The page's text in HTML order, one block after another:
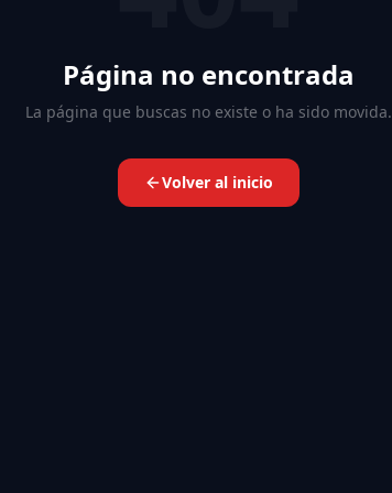
Página no encontrada
La página que buscas no existe o ha sido movida.
Volver al inicio